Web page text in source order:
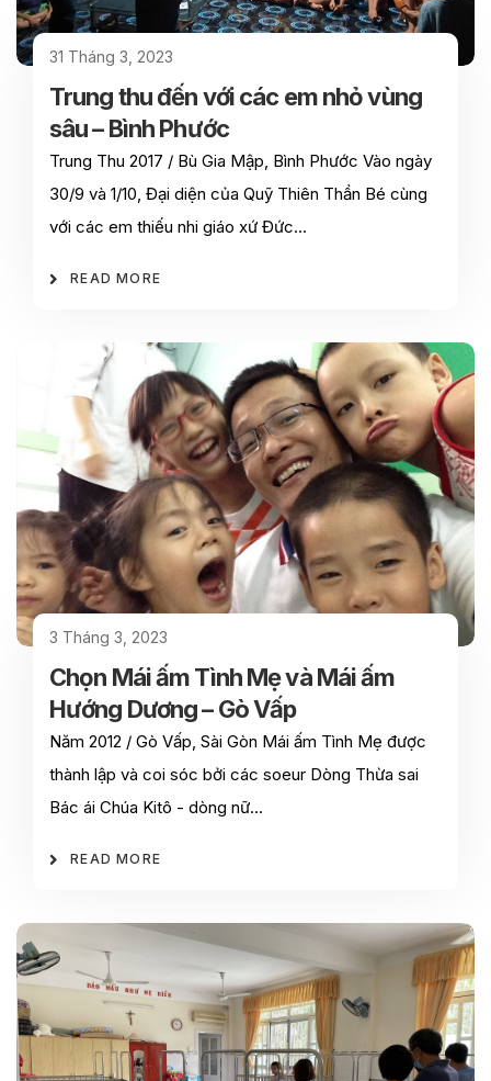
31 Tháng 3, 2023
Trung thu đến với các em nhỏ vùng
sâu – Bình Phước
Trung Thu 2017 / Bù Gia Mập, Bình Phước Vào ngày
30/9 và 1/10, Đại diện của Quỹ Thiên Thần Bé cùng
với các em thiếu nhi giáo xứ Đức…
READ MORE
3 Tháng 3, 2023
Chọn Mái ấm Tình Mẹ và Mái ấm
Hướng Dương – Gò Vấp
Năm 2012 / Gò Vấp, Sài Gòn Mái ấm Tình Mẹ được
thành lập và coi sóc bởi các soeur Dòng Thừa sai
Bác ái Chúa Kitô - dòng nữ…
READ MORE